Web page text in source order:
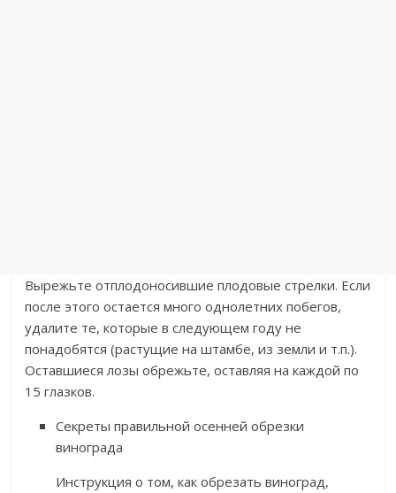
Вырежьте отплодоносившие плодовые стрелки. Если
после этого остается много однолетних побегов,
удалите те, которые в следующем году не
понадобятся (растущие на штамбе, из земли и т.п.).
Оставшиеся лозы обрежьте, оставляя на каждой по
15 глазков.
Секреты правильной осенней обрезки
винограда
Инструкция о том, как обрезать виноград,